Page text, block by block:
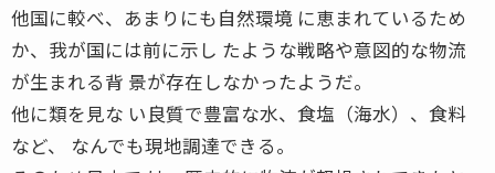
他国に較べ、あまりにも自然環境 に恵まれているため
か、我が国には前に示し たような戦略や意図的な物流
が生まれる背 景が存在しなかったようだ。
他に類を見な い良質で豊富な水、食塩（海水）、食料
など、 なんでも現地調達できる。